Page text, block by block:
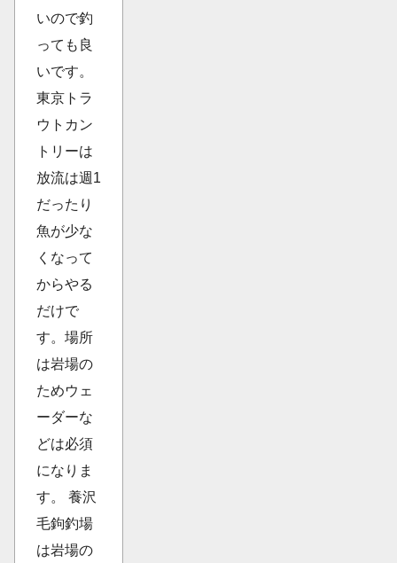
いので釣
っても良
いです。
東京トラ
ウトカン
トリーは
放流は週1
だったり
魚が少な
くなって
からやる
だけで
す。場所
は岩場の
ためウェ
ーダーな
どは必須
になりま
す。 養沢
毛鉤釣場
は岩場の